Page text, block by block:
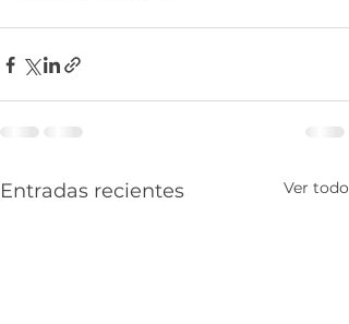
Entradas recientes Ver todo